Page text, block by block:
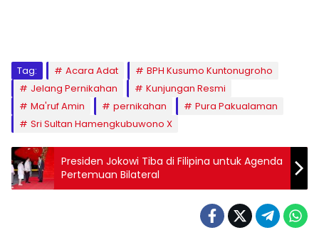
Tag: Acara Adat
BPH Kusumo Kuntonugroho
Jelang Pernikahan
Kunjungan Resmi
Ma'ruf Amin
pernikahan
Pura Pakualaman
Sri Sultan Hamengkubuwono X
Presiden Jokowi Tiba di Filipina untuk Agenda
Pertemuan Bilateral